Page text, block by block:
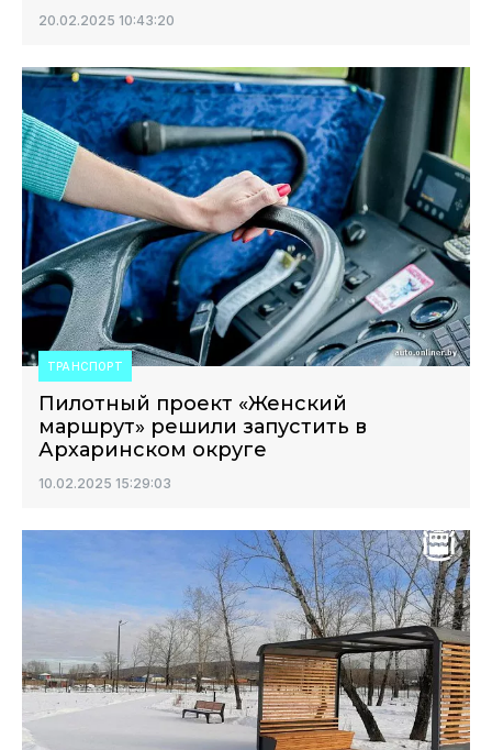
20.02.2025 10:43:20
ТРАНСПОРТ
Пилотный проект «Женский
маршрут» решили запустить в
Архаринском округе
10.02.2025 15:29:03